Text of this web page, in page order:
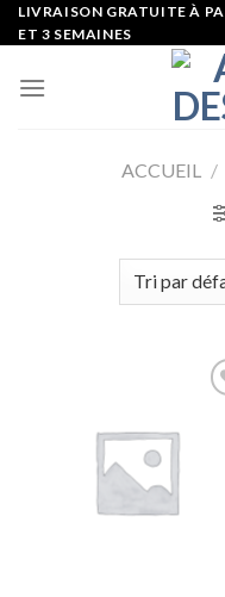
Skip
to
LIVRAISON GRATUITE À
ET 3 SEMAINES
ACCUEIL /